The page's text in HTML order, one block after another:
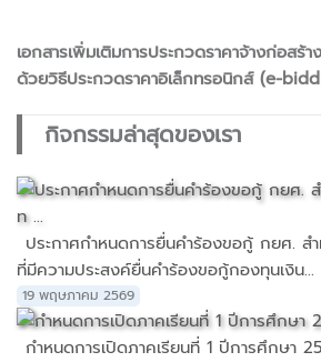
เอกสารเพิ่มเติมการประกวดราคาจ้างก่อสร้
ด้วยวิธีประกวดราคาอิเล็กทรอนิกส์ (e-
กิจกรรมล่าสุดของเรา
ประกาศกำหนดการยื่นคำร้องขอกู้ กยศ. ส
ที่มีความประสงค์ยื่นคำร้องขอกู้กองทุนเงิน...
19 พฤษภาคม 2569
กำหนดการเปิดภาคเรียนที่ 1 ปีการศึกษา